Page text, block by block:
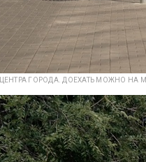
ГОРОДА. ДОЕХАТЬ МОЖНО НА